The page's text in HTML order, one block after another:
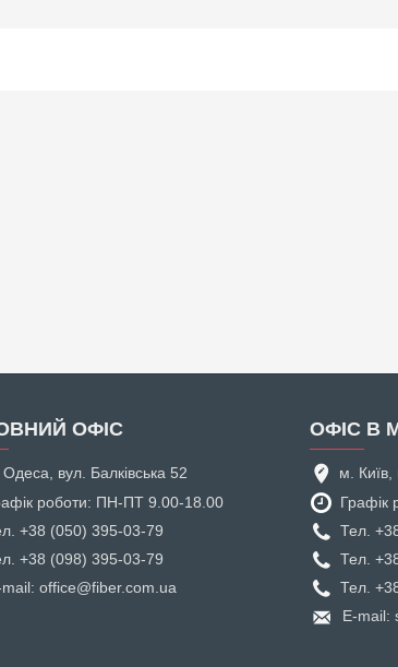
ОФІС
вул. Балківська 52
роботи: ПН-ПТ 9.00-18.00
+38 (050) 395-03-79
+38 (098) 395-03-79
mail: office@fiber.com.ua
ОФІС В
м. Київ,
Графік
Тел.
Тел.
Тел.
E-mail: